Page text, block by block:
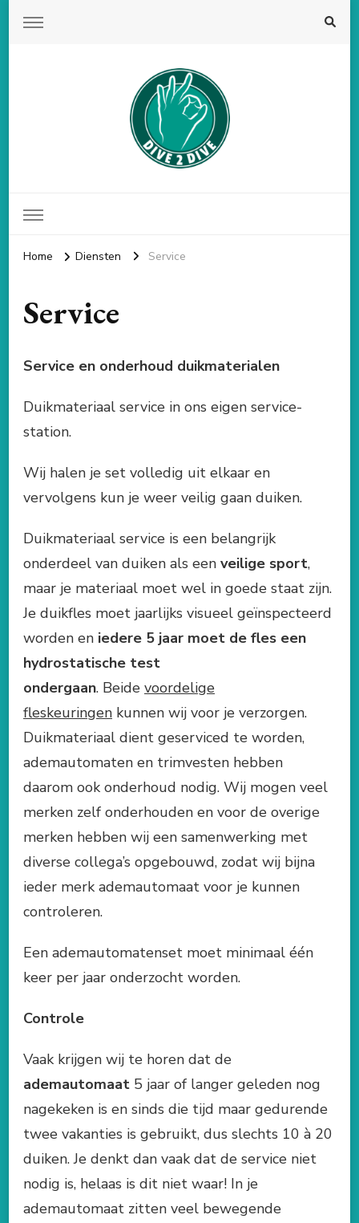
Home Diensten Service
Service
Service en onderhoud duikmaterialen
Duikmateriaal service in ons eigen service-
station.
Wij halen je set volledig uit elkaar en
vervolgens kun je weer veilig gaan duiken.
Duikmateriaal service is een belangrijk
onderdeel van duiken als een veilige sport,
maar je materiaal moet wel in goede staat zijn.
Je duikfles moet jaarlijks visueel geïnspecteerd
worden en iedere 5 jaar moet de fles een
hydrostatische test
ondergaan. Beide voordelige
fleskeuringen kunnen wij voor je verzorgen.
Duikmateriaal dient geserviced te worden,
ademautomaten en trimvesten hebben
daarom ook onderhoud nodig. Wij mogen veel
merken zelf onderhouden en voor de overige
merken hebben wij een samenwerking met
diverse collega’s opgebouwd, zodat wij bijna
ieder merk ademautomaat voor je kunnen
controleren.
Een ademautomatenset moet minimaal één
keer per jaar onderzocht worden.
Controle
Vaak krijgen wij te horen dat de
ademautomaat 5 jaar of langer geleden nog
nagekeken is en sinds die tijd maar gedurende
twee vakanties is gebruikt, dus slechts 10 à 20
duiken. Je denkt dan vaak dat de service niet
nodig is, helaas is dit niet waar! In je
ademautomaat zitten veel bewegende